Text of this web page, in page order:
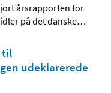
årsrapporten for
på det danske…
til
udeklarerede